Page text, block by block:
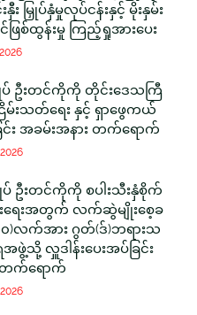
း မြှုပ်နှံမှုလုပ်ငန်းနှင့် မိုးနှမ်း
စ်ထွန်းမှု ကြည့်ရှုအားပေး
ပ် ဦးတင်ကိုကို တိုင်းဒေသကြီ
ြိမ်းသတ်ရေး နှင့် ရှာဖွေကယ်
း အခမ်းအနား တက်ရောက်
ပ် ဦးတင်ကိုကို စပါးသီးနှံစိုက်
ရေးအတွက် လက်ဆွဲမျိုးစေ့ခ
၀)လက်အား ဂွတ်(ဒ်)ဘရားသ
ဖွဲ့သို့ လှူဒါန်းပေးအပ်ခြင်း
တက်ရောက်